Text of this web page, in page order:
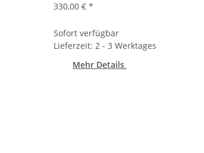
330,00 €*
Sofort verfügbar
Lieferzeit: 2 - 3 Werktages
Mehr Details